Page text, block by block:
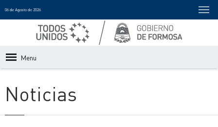
06 de Agosto de 2026
Menu
Noticias